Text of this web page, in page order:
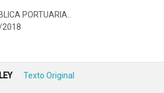
PORTUARIA..
2018
Texto Original